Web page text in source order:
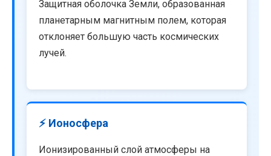
Защитная оболочка Земли, образованная
планетарным магнитным полем, которая
отклоняет большую часть космических
лучей.
⚡ Ионосфера
Ионизированный слой атмосферы на